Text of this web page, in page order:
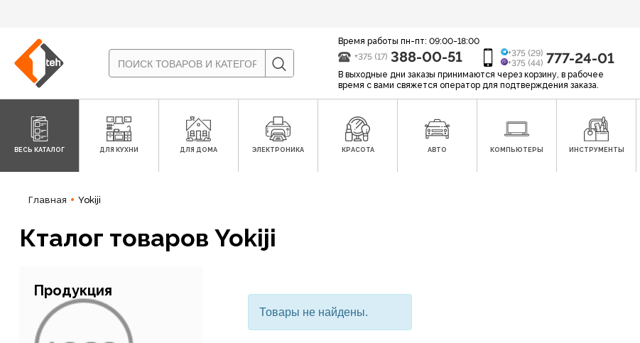
Время работы пн-пт: 09:00-18:00
+375 (17) 388-00-51
+375 (29)
+375 (44) 777-24-01
В выходные дни заказы принимаются через корзину, в рабочее
время с вами свяжется оператор для подтверждения заказа.
ВЕСЬ КАТАЛОГ ДЛЯ КУХНИ ДЛЯ ДОМА ЭЛЕКТРОНИКА КРАСОТА АВТО КОМПЬЮТЕРЫ ИНСТРУМЕНТЫ
Главная Yokiji
Кталог товаров Yokiji
Продукция
Товары не найдены.